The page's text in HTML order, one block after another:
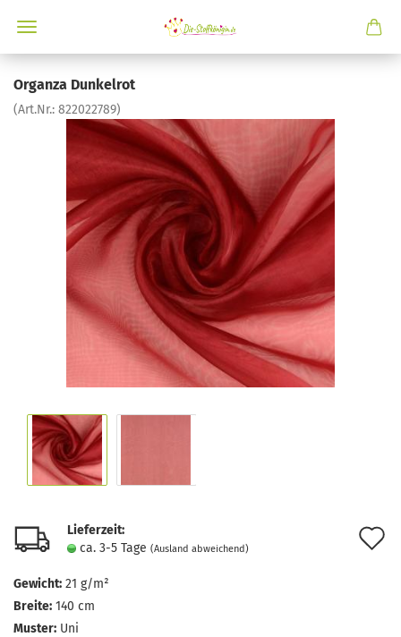
Organza Dunkelrot
(Art.Nr.: 822022789)
Lieferzeit:
ca. 3-5 Tage (Ausland abweichend)
Gewicht: 21 g/m²
Breite: 140 cm
Muster: Uni